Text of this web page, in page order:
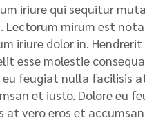
iriure qui sequitur
Lectorum mirum est
iriure dolor in. Hendrerit
esse molestie
eu feugiat nulla facilisis
et iusto. Dolore eu
at vero eros et